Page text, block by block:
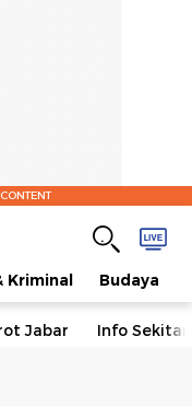
Kriminal Budaya
Jabar Info